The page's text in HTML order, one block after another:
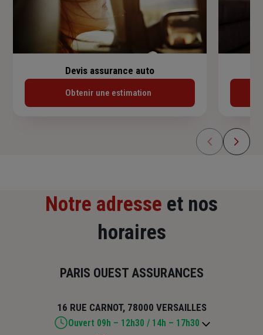
Devis assurance auto
Obtenir une estimation
Notre adresse et nos
horaires
PARIS OUEST ASSURANCES
16 RUE CARNOT, 78000 VERSAILLES
Ouvert 09h – 12h30 / 14h – 17h30